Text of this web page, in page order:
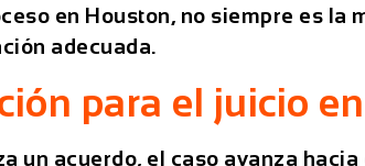
en Houston, no siempre es la
adecuada.
para el juicio
un acuerdo, el caso avanza